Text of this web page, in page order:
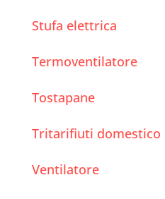
Stufa elettrica
Termoventilatore
Tostapane
Tritarifiuti domestico
Ventilatore